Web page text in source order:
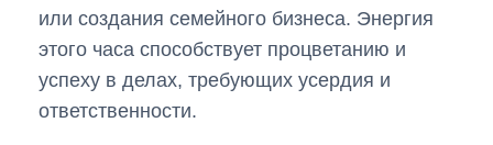
или создания семейного бизнеса. Энергия
этого часа способствует процветанию и
успеху в делах, требующих усердия и
ответственности.